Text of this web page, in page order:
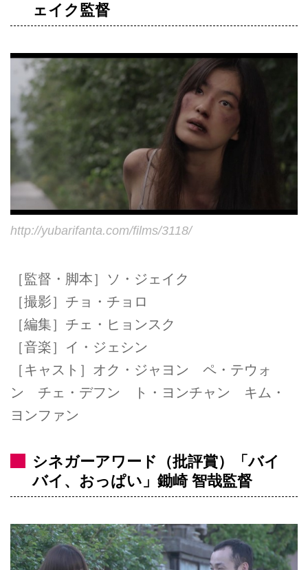
ェイク監督
http://yubarifanta.com/films/3118/
［監督・脚本］ソ・ジェイク
［撮影］チョ・チョロ
［編集］チェ・ヒョンスク
［音楽］イ・ジェシン
［キャスト］オク・ジャヨン ペ・テウォ
ン チェ・デフン ト・ヨンチャン キム・
ヨンファン
シネガーアワード（批評賞）「バイ
バイ、おっぱい」鋤崎 智哉監督